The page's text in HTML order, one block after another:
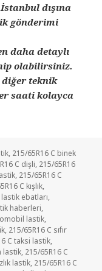
dışına
gönderimi
daha detaylı
olabilirsiniz.
teknik
saati kolayca
, 215/65R16 C binek
C dişli, 215/65R16
, 215/65R16 C
C kışlık,
ebatları,
haberleri,
lastik,
, 215/65R16 C sıfır
C taksi lastik,
lastik, 215/65R16 C
lastik, 215/65R16 C